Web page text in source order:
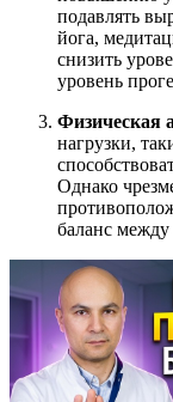
подавлять
йога,
снизить
уровень
Физическая
нагрузки,
Однако
баланс